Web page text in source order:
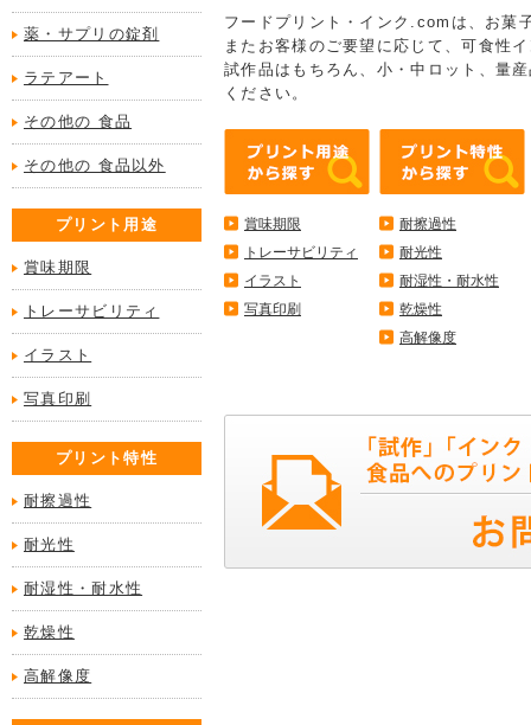
薬・サプリの錠剤
ラテアート
その他の 食品
その他の 食品以外
プリント用途
賞味期限
トレーサビリティ
イラスト
写真印刷
プリント特性
耐擦過性
耐光性
耐湿性・耐水性
乾燥性
高解像度
フードプリント・インク.comは、お菓
またお客様のご要望に応じて、可食性
試作品はもちろん、小・中ロット、量
ください。
賞味期限
トレーサビリティ
イラスト
写真印刷
耐擦過性
耐光性
耐湿性・耐水性
乾燥性
高解像度